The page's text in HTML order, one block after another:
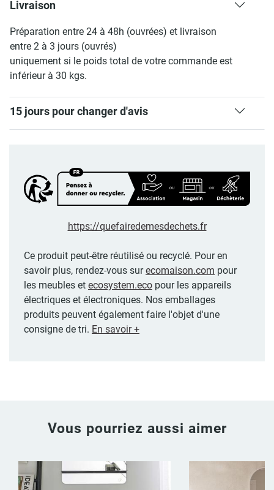
Livraison
Préparation entre 24 à 48h (ouvrées) et livraison
entre 2 à 3 jours (ouvrés)
uniquement si le poids total de votre commande est
inférieur à 30 kgs.
15 jours pour changer d'avis
https://quefairedemesdechets.fr
Ce produit peut-être réutilisé ou recyclé. Pour en
savoir plus, rendez-vous surecomaison.com pour
les meubles et ecosystem.eco pour les appareils
électriques et électroniques. Nos emballages
produits peuvent également faire l'objet d'une
consigne de tri. En savoir +
Vous pourriez aussi aimer